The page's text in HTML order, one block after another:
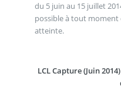
du 5 juin au 15 juillet
possible à tout moment
atteinte.
LCL Capture (Juin